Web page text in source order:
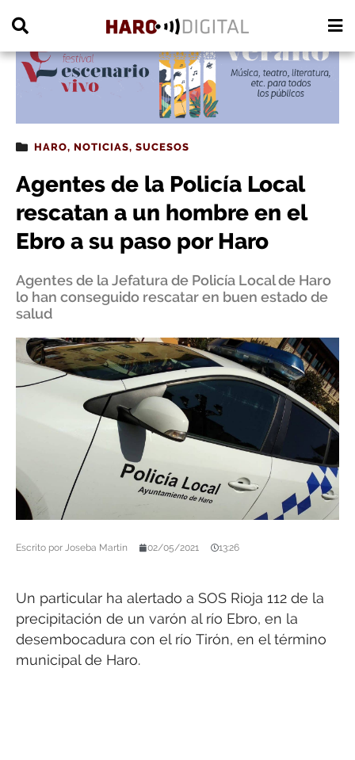
HARO, NOTICIAS, SUCESOS
Agentes de la Policía Local
rescatan a un hombre en el
Ebro a su paso por Haro
Agentes de la Jefatura de Policía Local de Haro
lo han conseguido rescatar en buen estado de
salud
Escrito por Joseba Martín 02/05/2021 13:26
Un particular ha alertado a SOS Rioja 112 de la
precipitación de un varón al río Ebro, en la
desembocadura con el río Tirón, en el término
municipal de Haro.